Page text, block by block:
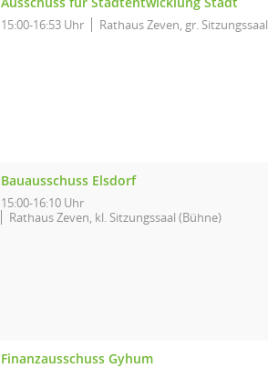
15:00-16:53 Uhr Rathaus Zeven, gr. Sitzungssaal
Bauausschuss Elsdorf
15:00-16:10 Uhr
Rathaus Zeven, kl. Sitzungssaal (Bühne)
Finanzausschuss Gyhum